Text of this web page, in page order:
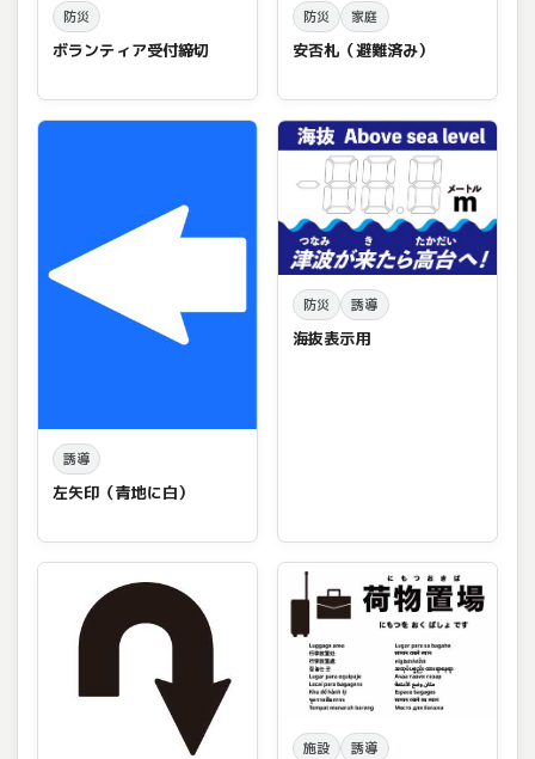
防災
ボランティア受付締切
防災 家庭
安否札（避難済み）
誘導
左矢印（青地に白）
防災 誘導
海抜表示用
施設
誘導